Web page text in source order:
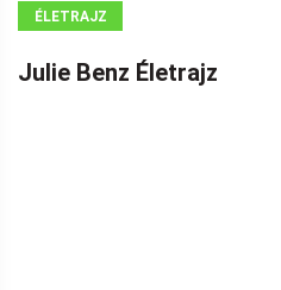
ÉLETRAJZ
Julie Benz Életrajz